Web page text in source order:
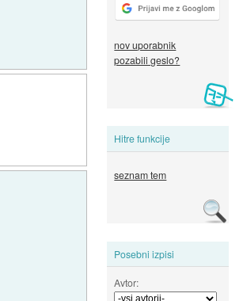
nov uporabnik
pozabili geslo?
Hitre funkcije
seznam tem
Posebni izpisi
Avtor: